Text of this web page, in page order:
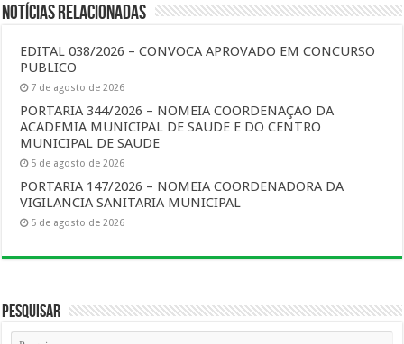
Notícias Relacionadas
EDITAL 038/2026 – CONVOCA APROVADO EM CONCURSO
PUBLICO
7 de agosto de 2026
PORTARIA 344/2026 – NOMEIA COORDENAÇAO DA
ACADEMIA MUNICIPAL DE SAUDE E DO CENTRO
MUNICIPAL DE SAUDE
5 de agosto de 2026
PORTARIA 147/2026 – NOMEIA COORDENADORA DA
VIGILANCIA SANITARIA MUNICIPAL
5 de agosto de 2026
Pesquisar